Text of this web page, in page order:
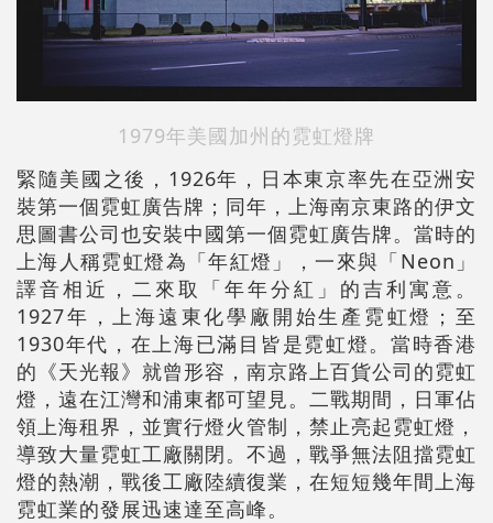
1979年美國加州的霓虹燈牌
緊隨美國之後，1926年，日本東京率先在亞洲安
裝第一個霓虹廣告牌；同年，上海南京東路的伊文
思圖書公司也安裝中國第一個霓虹廣告牌。當時的
上海人稱霓虹燈為「年紅燈」，一來與「Neon」
譯音相近，二來取「年年分紅」的吉利寓意。
1927年，上海遠東化學廠開始生產霓虹燈；至
1930年代，在上海已滿目皆是霓虹燈。當時香港
的《天光報》就曾形容，南京路上百貨公司的霓虹
燈，遠在江灣和浦東都可望見。二戰期間，日軍佔
領上海租界，並實行燈火管制，禁止亮起霓虹燈，
導致大量霓虹工廠關閉。不過，戰爭無法阻擋霓虹
燈的熱潮，戰後工廠陸續復業，在短短幾年間上海
霓虹業的發展迅速達至高峰。